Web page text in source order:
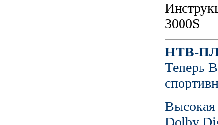
3000S
НТВ-
Теперь
Высокая
Dolby